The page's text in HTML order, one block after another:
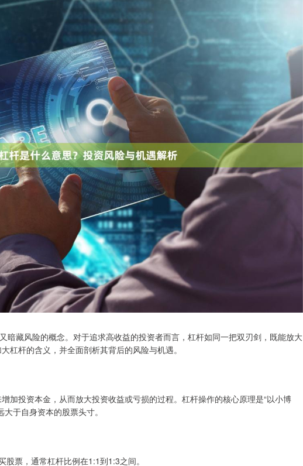
暗藏风险的概念。对于追求高收益的投资者而言，杠杆如同一把双刃剑，既能放大
杠杆的含义，并全面剖析其背后的风险与机遇。
加投资本金，从而放大投资收益或亏损的过程。杠杆操作的核心原理是“以小博
于自身资本的股票头寸。
票，通常杠杆比例在1:1到1:3之间。